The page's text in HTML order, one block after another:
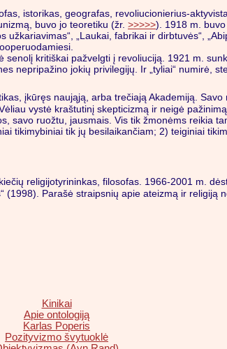
istorikas, geografas, revoliucionierius-
buvo jo teoretiku (žr. >>>>>). 1918 m.
„Laukai, fabrikai ir dirbtuvės“,
kritiškai pažvelgti į revoliuciją. 1921 m.
nepripažino jokių privilegijų. Ir „tyliai“ numirė,
įkūręs naująją, arba trečiają Akademiją.
vystė kraštutinį skepticizmą ir neigė
savo ruožtu, jausmais. Vis tik žmonėms reikia
tikimybiniai tik jų besilaikančiam; 2) teiginiai
religijotyrininkas, filosofas. 1966-2001 m.
Parašė straipsnių apie ateizmą ir religiją
Kinikai
Apie ontologiją
Karlas Poperis
Pozityvizmo švytuoklė